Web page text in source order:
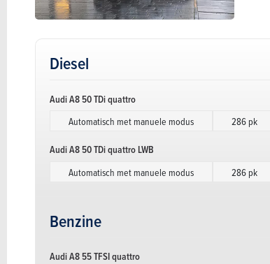
Diesel
Audi A8 50 TDi quattro
Automatisch met manuele modus 286 pk
Audi A8 50 TDi quattro LWB
Automatisch met manuele modus 286 pk
Benzine
Audi A8 55 TFSI quattro